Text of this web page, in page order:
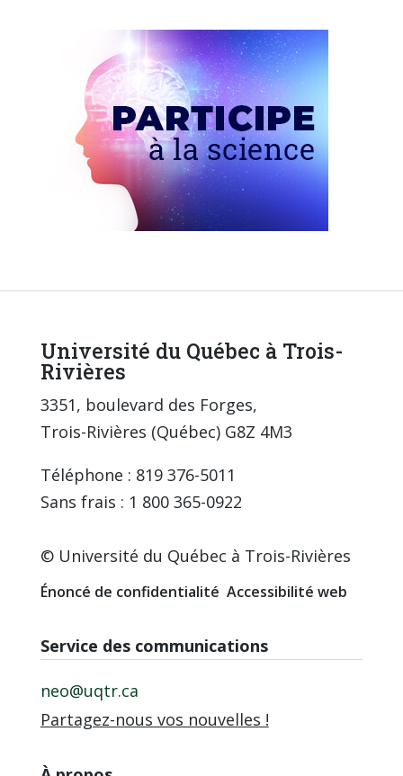
Université du Québec à Trois-
Rivières
3351, boulevard des Forges,
Trois-Rivières (Québec) G8Z 4M3
Téléphone : 819 376-5011
Sans frais : 1 800 365-0922
© Université du Québec à Trois-Rivières
Énoncé de confidentialité Accessibilité web
Service des communications
neo@uqtr.ca
Partagez-nous vos nouvelles !